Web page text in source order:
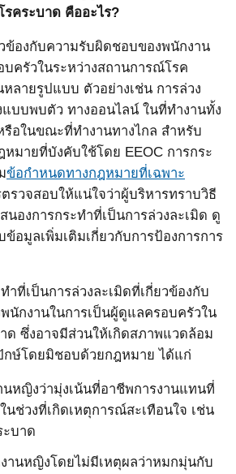
รคระบาด คืออะไร?
ข้องกับความรับผิดชอบของพนักงาน
ครัวในระหว่างสถานการณ์โรค
หลายรูปแบบ ตัวอย่างเช่น การล่วง
แบบพบตัว ทางออนไลน์ ในที่ทำงานทั้ง
อในขณะที่ทำงานทางไกล สำหรับ
หมายที่บังคับใช้โดย EEOC การกระ
ข้อกำหนดทางกฎหมายที่เฉพาะ
รวจสอบให้แน่ใจว่าผู้บริหารทราบวิธี
องการกระทำที่เป็นการล่วงละเมิด ดู
ข้อมูลเพิ่มเติมเกี่ยวกับการป้องการการ
ำที่เป็นการล่วงละเมิดที่เกี่ยวข้องกับ
นักงานในการเป็นผู้ดูแลครอบครัวใน
ด ซึ่งอาจมีส่วนให้เกิดสภาพแวดล้อม
กษ์โดยมิชอบด้วยกฎหมาย ได้แก่
หญิงว่ามุ่งเน้นที่อาชีพการงานแทนที่
นช่วงที่เกิดเหตุการณ์สะเทือนใจ เช่น
บาด
านหญิงโดยไม่มีเหตุผลว่าหมกมุ่นกับ